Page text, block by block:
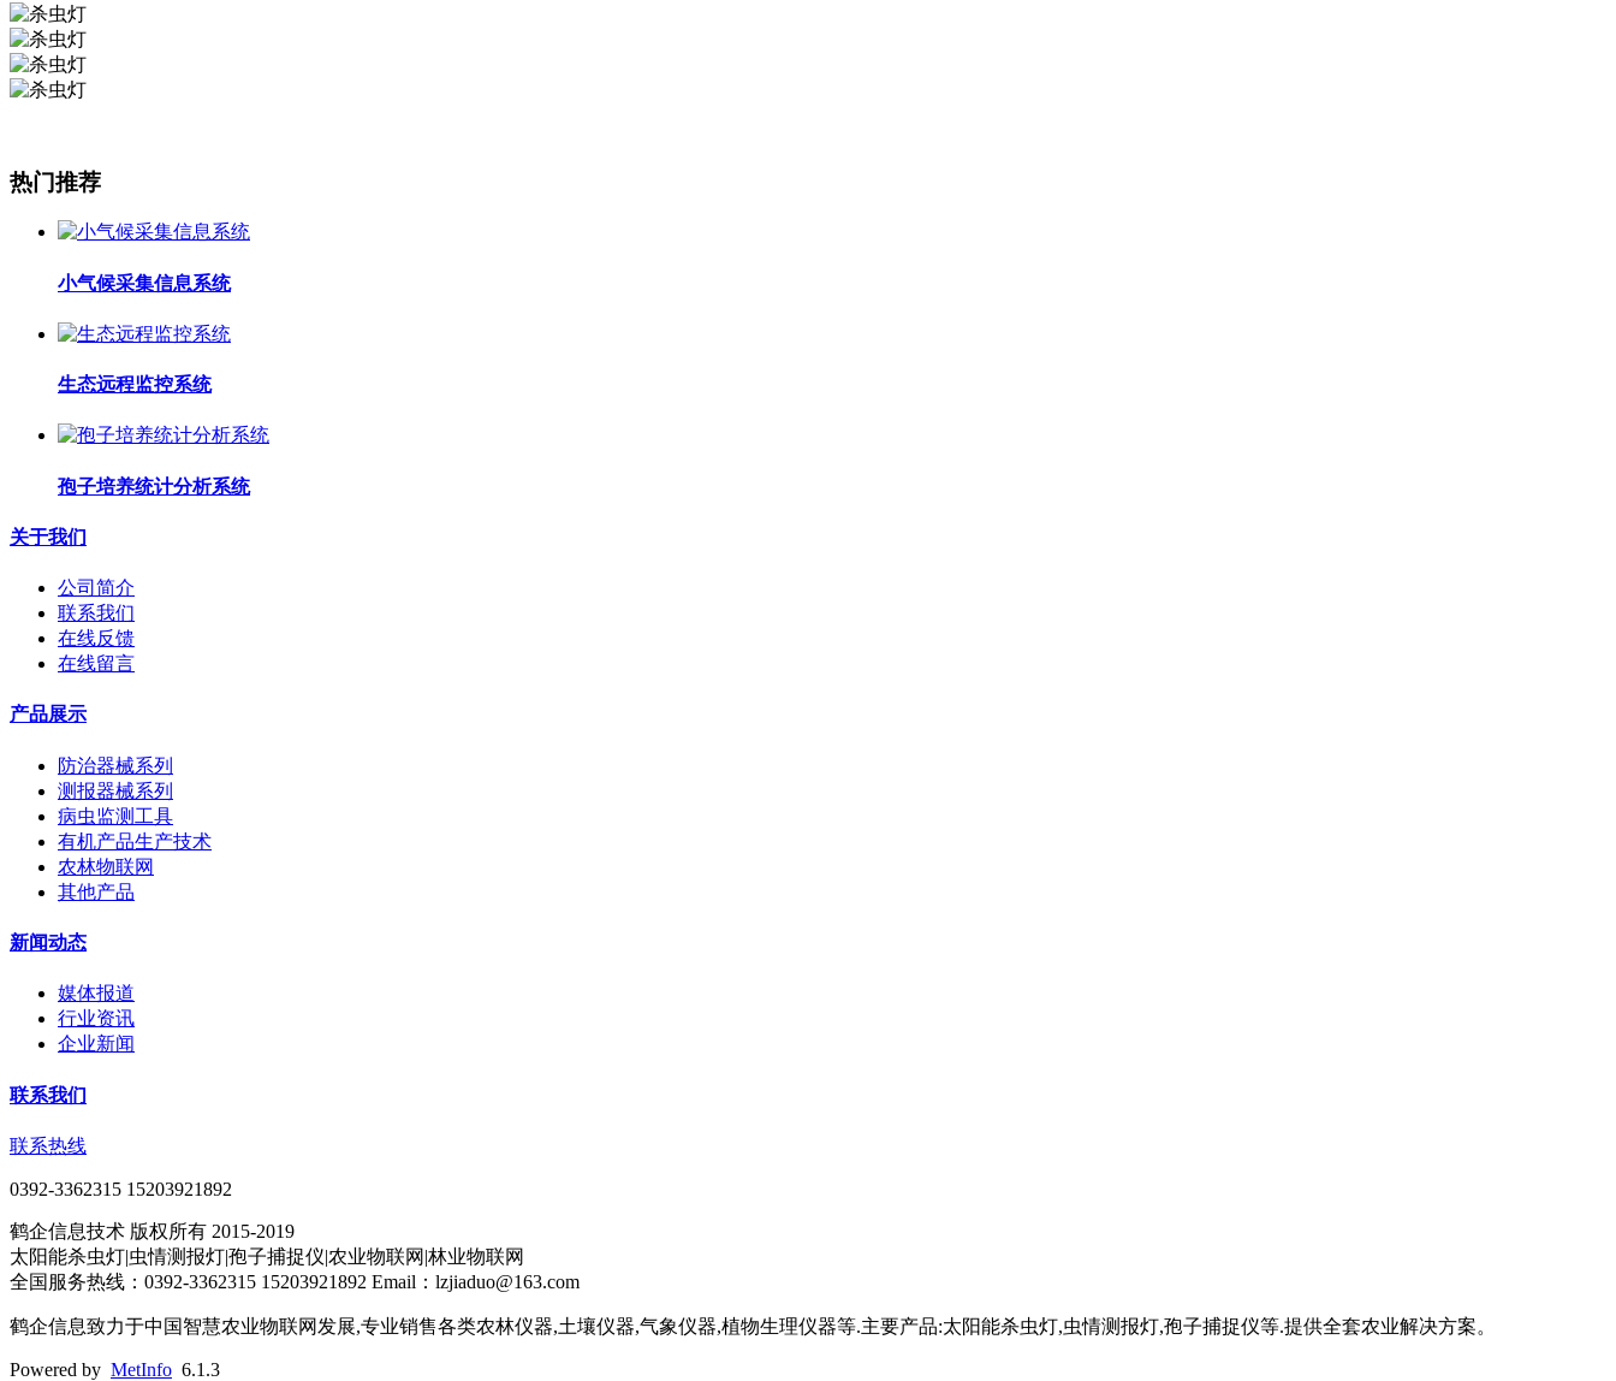
热门推荐
小气候采集信息系统
生态远程监控系统
孢子培养统计分析系统
关于我们
公司简介
联系我们
在线反馈
在线留言
产品展示
防治器械系列
测报器械系列
病虫监测工具
有机产品生产技术
农林物联网
其他产品
新闻动态
媒体报道
行业资讯
企业新闻
联系我们
联系热线
0392-3362315 15203921892
鹤企信息技术 版权所有 2015-2019
太阳能杀虫灯|虫情测报灯|孢子捕捉仪|农业物联网|林业物联网
全国服务热线：0392-3362315 15203921892 Email：lzjiaduo@163.com
鹤企信息致力于中国智慧农业物联网发展,专业销售各类农林仪器,土壤仪器,气象仪器,植物生理仪器等.主要产品:太阳能杀虫灯,虫情测报灯,孢子捕捉仪等.提供全套农业解决方案。
Powered by MetInfo 6.1.3